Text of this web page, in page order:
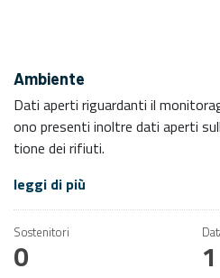
Ambiente
Dati aperti riguardanti il
ono presenti inoltre dati aperti
tione dei rifiuti.
leggi di più
Sostenitori
0 1